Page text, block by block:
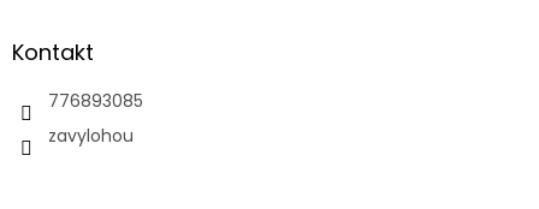
aKontakt
776893085
zavylohou